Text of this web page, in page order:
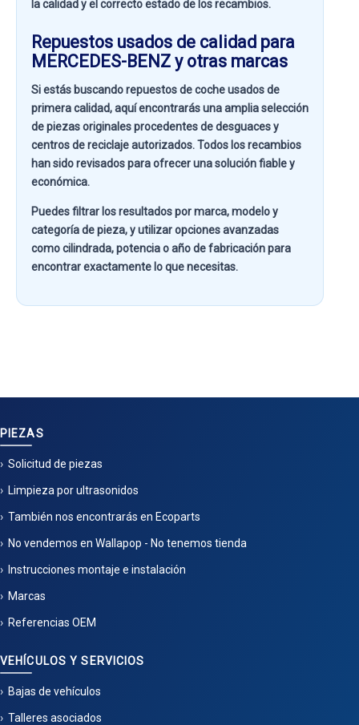
la calidad y el correcto estado de los recambios.
Repuestos usados de calidad para
MERCEDES-BENZ y otras marcas
Si estás buscandorepuestos de coche usados de
primera calidad, aquí encontrarás una amplia selección
de piezas originales procedentes de desguaces y
centros de reciclaje autorizados. Todos los recambios
han sido revisados para ofrecer una solución fiable y
económica.
Puedes filtrar los resultados pormarca, modelo y
categoría de pieza, y utilizar opciones avanzadas
comocilindrada, potencia o año de fabricaciónpara
encontrar exactamente lo que necesitas.
PIEZAS
Solicitud de piezas
Limpieza por ultrasonidos
También nos encontrarás en Ecoparts
No vendemos en Wallapop - No tenemos tienda
Instrucciones montaje e instalación
Marcas
Referencias OEM
VEHÍCULOS Y SERVICIOS
Bajas de vehículos
Talleres asociados